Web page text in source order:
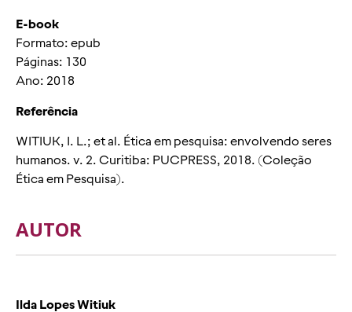
E-book
Formato: epub
Páginas: 130
Ano: 2018
Referência
WITIUK, I. L.; et al. Ética em pesquisa: envolvendo seres
humanos. v. 2. Curitiba: PUCPRESS, 2018. (Coleção
Ética em Pesquisa).
AUTOR
Ilda Lopes Witiuk